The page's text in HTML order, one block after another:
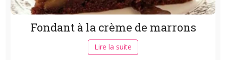
Fondant à la crème de marrons
Lire la suite